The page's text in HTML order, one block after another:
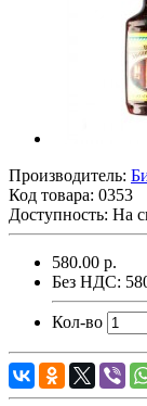
Производитель:
Код товара: 0353
Доступность: На
580.00 р.
Без НДС:
Кол-во